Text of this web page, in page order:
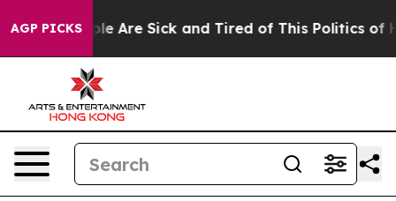
AGP PICKS
“People Are Sick and Tired of This Politics of